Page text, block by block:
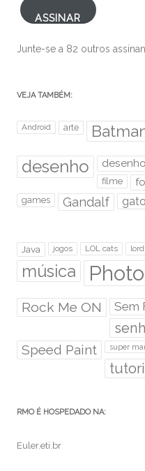
ASSINAR
Junte-se a 82 outros
VEJA TAMBÉM:
Android arte
desenho
filme
games Gandalf gato
Java jogos LOL cats
música
Rock Me ON Sem
Speed Paint super
RMO É HOSPEDADO NA:
Euler.eti.br